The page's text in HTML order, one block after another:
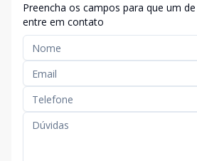
Preencha os campos para que um
entre em contato